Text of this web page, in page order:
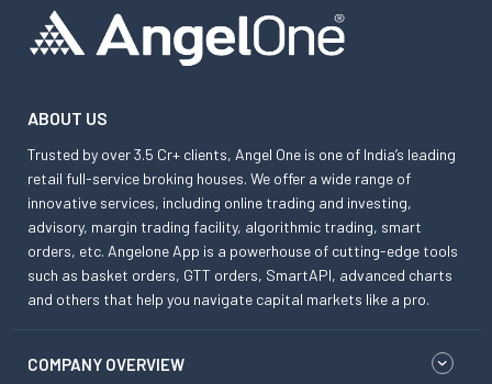
ABOUT US
Trusted by over 3.5 Cr+ clients, Angel One is one of India’s leading
retail full-service broking houses. We offer a wide range of
innovative services, including online trading and investing,
advisory, margin trading facility, algorithmic trading, smart
orders, etc. Angelone App is a powerhouse of cutting-edge tools
such as basket orders, GTT orders, SmartAPI, advanced charts
and others that help you navigate capital markets like a pro.
COMPANY OVERVIEW